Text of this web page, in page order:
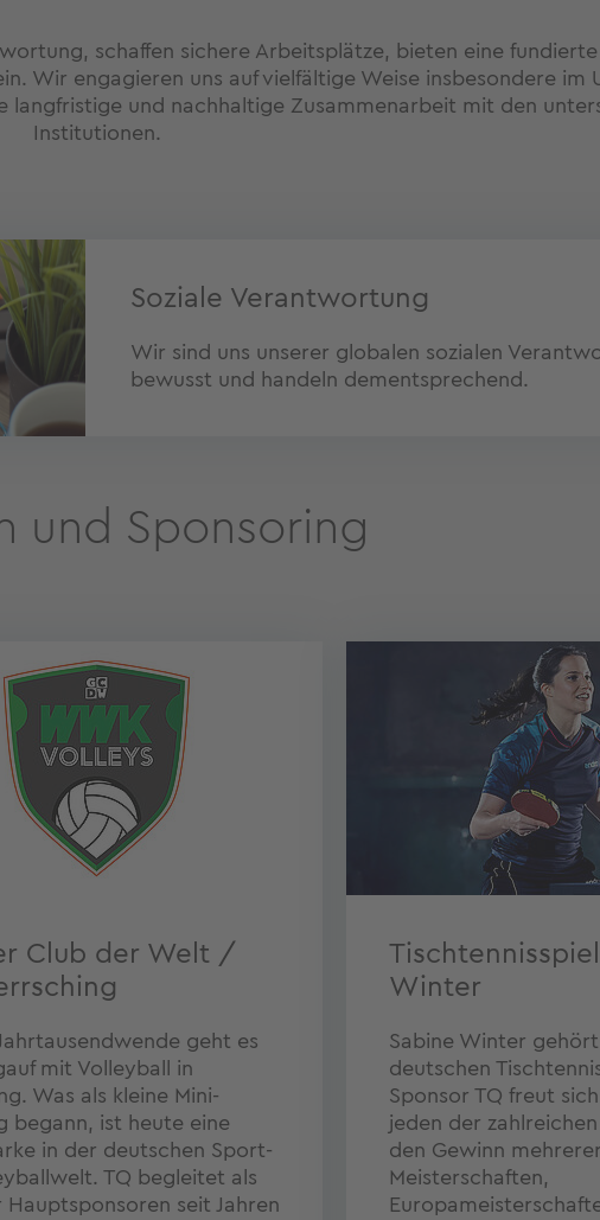
schaffen sichere Arbeitsplätze, bieten eine fundierte
Wir engagieren uns auf vielfältige Weise insbesondere im
langfristige und nachhaltige Zusammenarbeit mit den
Institutionen.
Soziale Verantwortung
Wir sind uns unserer globalen sozialen
bewusst und handeln dementsprechend.
und Sponsoring
Club der Welt /
geht es
mit Volleyball in
Was als kleine Mini-
begann, ist heute eine
in der deutschen Sport-
TQ begleitet als
Hauptsponsoren seit Jahren
Winter
Sabine Winter
deutschen
Sponsor TQ freut
jeden der
den Gewinn
Meisterschaften,